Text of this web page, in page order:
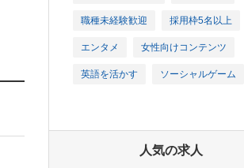
職種未経験歓迎 採用枠5名以上
エンタメ 女性向けコンテンツ
英語を活かす ソーシャルゲーム
人気の求人